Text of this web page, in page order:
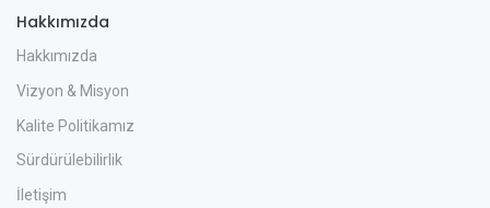
Hakkımızda
Hakkımızda
Vizyon & Misyon
Kalite Politikamız
Sürdürülebilirlik
İletişim